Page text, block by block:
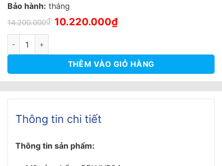
Bảo hành: tháng
14.200.000₫ Giá
gốc
10.220.000₫Giá
hiện
Cụm Bàn Làm Việc 3 Người 1m2 - CBLVVP04 số lượng
THÊM VÀO GIỎ HÀNG
Thông tin chi tiết
Thông tin sản phẩm: